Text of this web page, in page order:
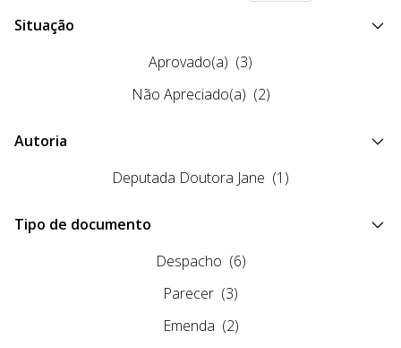
Situação
Aprovado(a) (3)
Não Apreciado(a) (2)
Autoria
Deputada Doutora Jane (1)
Tipo de documento
Despacho (6)
Parecer (3)
Emenda (2)